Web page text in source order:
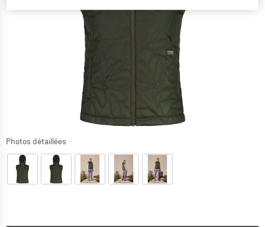
Photos détaillées